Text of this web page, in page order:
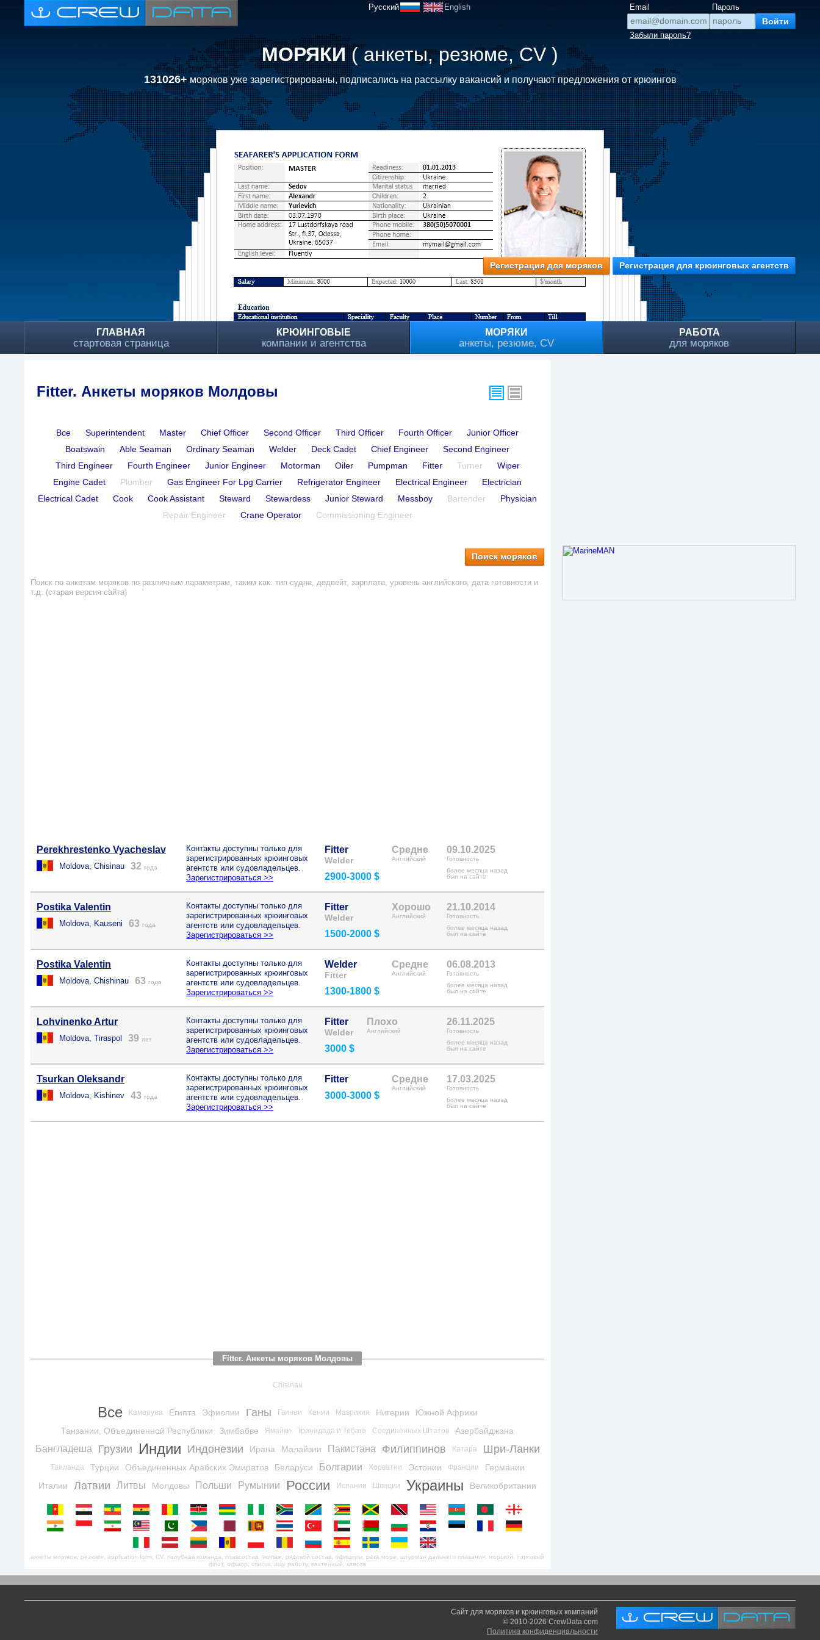
Русский English Email Пароль
Забыли пароль?
МОРЯКИ( анкеты, резюме, CV )
131026+моряков уже зарегистрированы, подписались на рассылку вакансий и получают предложения от крюингов
Регистрация для моряков Регистрация для крюинговых агентств
ГЛАВНАЯ
стартовая страница
КРЮИНГОВЫЕ
компании и агентства
МОРЯКИ
анкеты, резюме, CV
РАБОТА
для моряков
Fitter. Анкеты моряков Молдовы
Все Superintendent Master Chief Officer Second Officer Third Officer Fourth Officer
Junior Officer
Boatswain
Able Seaman Ordinary Seaman Welder Deck Cadet Chief Engineer
Second Engineer
Third Engineer
Fourth Engineer Junior Engineer Motorman Oiler Pumpman Fitter Turner
Wiper
Engine Cadet
Plumber Gas Engineer For Lpg Carrier Refrigerator Engineer Electrical Engineer
Electrician
Electrical Cadet
Cook Cook Assistant Steward Stewardess Junior Steward Messboy Bartender
Physician
Repair Engineer
Crane Operator Commissioning Engineer
Поиск моряков
Поиск по анкетам моряков по различным параметрам, таким как: тип судна, дедвейт, зарплата, уровень английского, дата готовности и
т.д. (старая версия сайта)
Perekhrestenko Vyacheslav
Moldova, Chisinau 32 года
Контакты доступны только для
зарегистрированных крюинговых
агентств или судовладельцев.
Зарегистрироваться >>
Fitter
Welder
2900-3000 $
Средне
Английский
09.10.2025
Готовность
более месяца назад
был на сайте
Postika Valentin
Moldova, Kauseni 63 года
Контакты доступны только для
зарегистрированных крюинговых
агентств или судовладельцев.
Зарегистрироваться >>
Fitter
Welder
1500-2000 $
Хорошо
Английский
21.10.2014
Готовность
более месяца назад
был на сайте
Postika Valentin
Moldova, Chishinau 63 года
Контакты доступны только для
зарегистрированных крюинговых
агентств или судовладельцев.
Зарегистрироваться >>
Welder
Fitter
1300-1800 $
Средне
Английский
06.08.2013
Готовность
более месяца назад
был на сайте
Lohvinenko Artur
Moldova, Tiraspol 39 лет
Контакты доступны только для
зарегистрированных крюинговых
агентств или судовладельцев.
Зарегистрироваться >>
Fitter
Welder
3000 $
Плохо
Английский
26.11.2025
Готовность
более месяца назад
был на сайте
Tsurkan Oleksandr
Moldova, Kishinev 43 года
Контакты доступны только для
зарегистрированных крюинговых
агентств или судовладельцев.
Зарегистрироваться >>
Fitter
3000-3000 $
Средне
Английский
17.03.2025
Готовность
более месяца назад
был на сайте
Fitter. Анкеты моряков Молдовы
Chisinau
Все Камеруна Египта Эфиопии Ганы Гвинеи Кении Маврикия Нигерии
Южной Африки
Танзании, Объединенной Республики
Зимбабве Ямайки Тринидада и Тобаго Соединенных Штатов Азербайджана
Бангладеша Грузии Индии Индонезии Ирана Малайзии Пакистана Филиппинов Катара Шри-Ланки
Таиланда Турции Объединенных Арабских Эмиратов Беларуси Болгарии Хорватии Эстонии Франции
Германии
Италии
Латвии Литвы Молдовы Польши Румынии России Испании Швеции Украины Великобритании
анкеты моряков, резюме, application form, CV, палубная команда, плавсостав, экипаж, рядовой состав, офицеры, река море, штурман дальнего плавания, морской, торговый
флот, офшор, список, ищу работу, вахтенный, класса
Сайт для моряков и крюинговых компаний
© 2010-2026 CrewData.com
Политика конфиденциальности